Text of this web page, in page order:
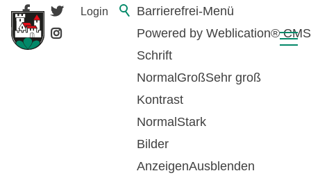
Barrierefrei-Menü
Powered by Weblication® CMS
Schrift
Normal GroßSehr groß
Kontrast
Normal Stark
Bilder
AnzeigenAusblenden
Login